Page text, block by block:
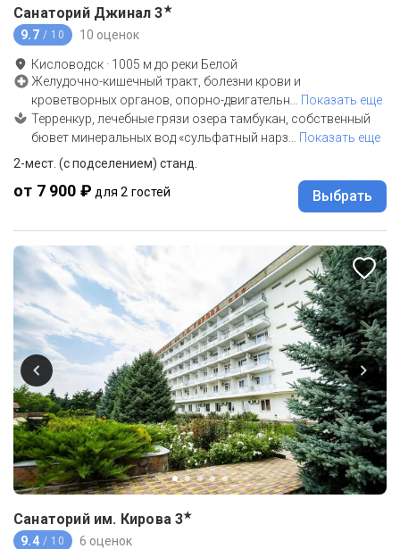
Санаторий Джинал 3★
9.7 / 10 10 оценок
Кисловодск · 1005 м до реки Белой
Желудочно-кишечный тракт, болезни крови и
кроветворных органов, опорно-двигательн… Показать еще
Терренкур, лечебные грязи озера тамбукан, собственный
бювет минеральных вод «сульфатный нарз… Показать еще
2-мест. (с подселением) станд.
от 7 900 ₽ для 2 гостей Выбрать
Санаторий им. Кирова 3★
9.4 / 10 6 оценок